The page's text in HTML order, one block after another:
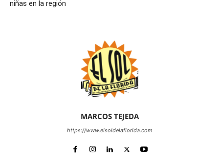
niñas en la región
MARCOS TEJEDA
https://www.elsoldelaflorida.com